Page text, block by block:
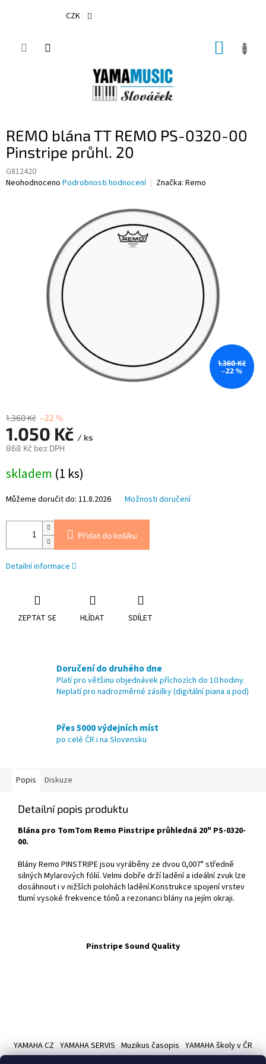
CZK
REMO blána TT REMO PS-0320-00
Pinstripe průhl. 20
G812420
Průměrné
Neohodnoceno Podrobnosti hodnocení Značka: Remo
1.360 Kč
–22 %
1.360 Kč –22 %
1.050 Kč / ks
868 Kč bez DPH
cena:
skladem (1 ks)
Můžeme doručit do: 11.8.2026 Možnosti doručení
Přidat do košíku
Detailní informace
ZEPTAT SE HLÍDAT SDÍLET
Doručení do druhého dne
Platí pro většinu objednávek příchozích do 10.hodiny.
Neplatí pro nadrozměrné zásilky (digitální piana a pod)
Přes 5000 výdejních míst
po celé ČR i na Slovensku
Popis Diskuze
Detailní popis produktu
Blána pro TomTom Remo Pinstripe průhledná 20" PS-0320-
00.
Blány Remo PINSTRIPE jsou vyráběny ze dvou 0,007" středně
silných Mylarových fólií. Velmi dobře drží ladění a ideální zvuk lze
dosáhnout i v nižších polohách ladění.Konstrukce spojení vrstev
tlumí vysoké frekvence tónů a rezonanci blány na jejím okraji.
Pinstripe Sound Quality
p
YAMAHA CZ YAMAHA SERVIS Muzikus časopis YAMAHA školy v ČR